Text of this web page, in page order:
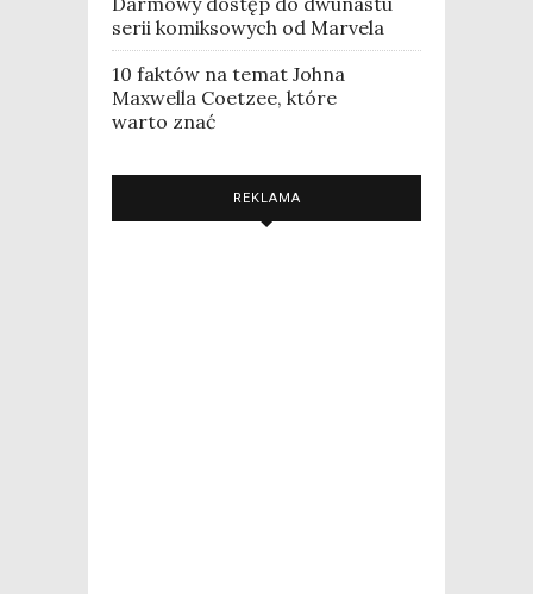
serii komiksowych od Marvela
10 faktów na temat Johna
Maxwella Coetzee, które
warto znać
REKLAMA